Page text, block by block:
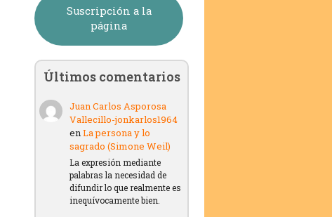
Suscripción a la
página
Últimos comentarios
Juan Carlos Asporosa
Vallecillo-jonkarlos1964
enLa persona y lo
sagrado (Simone Weil)
La expresión mediante
palabras la necesidad de
difundir lo que realmente es
inequívocamente bien.